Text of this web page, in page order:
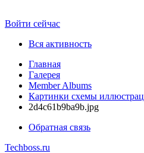
Войти сейчас
Вся активность
Главная
Галерея
Member Albums
Картинки схемы
2d4c61b9ba9b.jpg
Обратная связь
Techboss.ru